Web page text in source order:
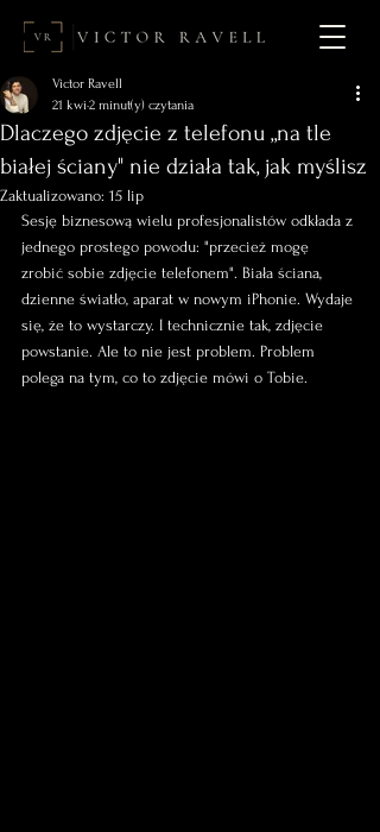
Dlaczego zdjęcie z telefonu „na tle
białej ściany" nie działa tak, jak myślisz
Victor Ravell
21 kwi 2 minut(y) czytania
Zaktualizowano: 15 lip
Sesję biznesową wielu profesjonalistów odkłada z
jednego prostego powodu: "przecież mogę
zrobić sobie zdjęcie telefonem". Biała ściana,
dzienne światło, aparat w nowym iPhonie. Wydaje
się, że to wystarczy. I technicznie tak, zdjęcie
powstanie. Ale to nie jest problem. Problem
polega na tym, co to zdjęcie mówi o Tobie.